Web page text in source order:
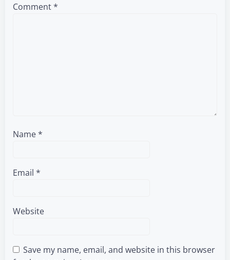
Comment*
Name*
Email *
Website
Save my name, email, and website in this browser